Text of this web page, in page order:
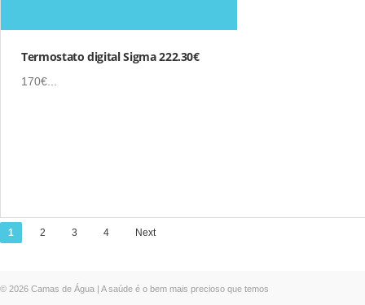
Termostato digital Sigma 222.30€
170€...
1 2 3 4 Next
© 2026 Camas de Água | A saúde é o bem mais precioso que temos